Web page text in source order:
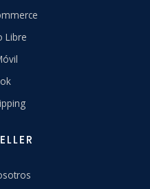
Libre